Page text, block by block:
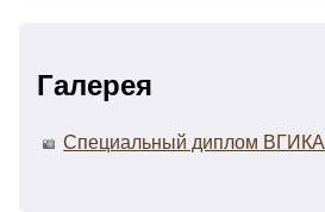
Галерея
Специальный диплом ВГИКА